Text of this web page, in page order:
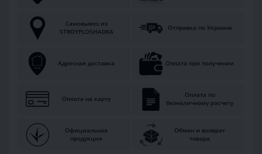
Самовывоз из
STROYPLOSHADKA
Отправка по Украине
Адресная доставка Оплата при получении
Оплата на карту
Оплата по
безналичному расчету
Официальная
продукция
Обмен и возврат
товара